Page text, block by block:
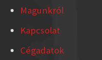
Magunkról
Kapcsolat
Cégadatok